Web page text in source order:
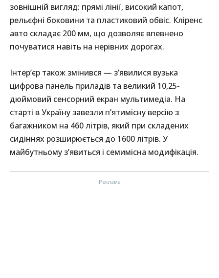
зовнішній вигляд: прямі лінії, високий капот,
рельєфні боковини та пластиковий обвіс. Кліренс
авто складає 200 мм, що дозволяє впевнено
почуватися навіть на нерівних дорогах.
Інтер’єр також змінився — з’явилися вузька
цифрова панель приладів та великий 10,25-
дюймовий сенсорний екран мультимедіа. На
старті в Україну завезли п’ятимісну версію з
багажником на 460 літрів, який при складених
сидіннях розширюється до 1600 літрів. У
майбутньому з’явиться і семимісна модифікація.